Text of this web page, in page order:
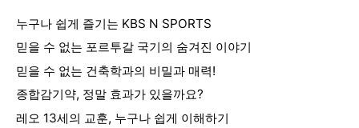
누구나 쉽게 즐기는 KBS N SPORTS
믿을 수 없는 포르투갈 국기의 숨겨진 이야기
믿을 수 없는 건축학과의 비밀과 매력!
종합감기약, 정말 효과가 있을까요?
레오 13세의 교훈, 누구나 쉽게 이해하기